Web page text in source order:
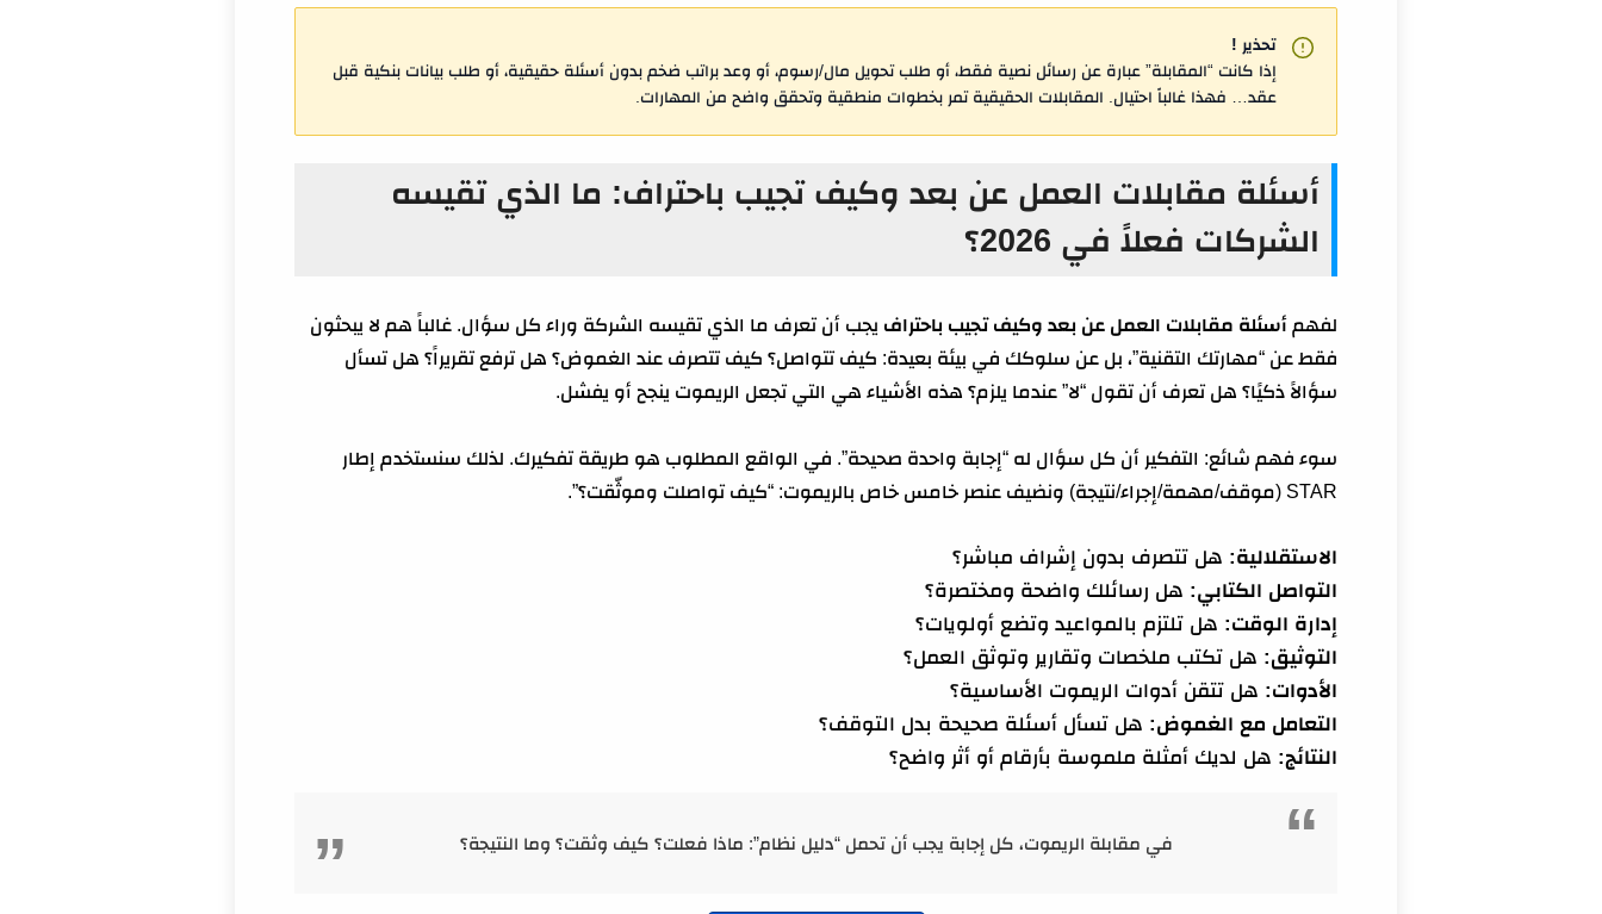
تحذير !
إذا كانت “المقابلة” عبارة عن رسائل نصية فقط، أو طلب تحويل مال/رسوم، أو وعد براتب ضخم بدون أسئلة حقيقية، أو طلب بيانات بنكية قبل
عقد… فهذا غالباً احتيال. المقابلات الحقيقية تمر بخطوات منطقية وتحقق واضح من المهارات.
أسئلة مقابلات العمل عن بعد وكيف تجيب باحتراف: ما الذي تقيسه
الشركات فعلاً في 2026؟
لفهم أسئلة مقابلات العمل عن بعد وكيف تجيب باحتراف يجب أن تعرف ما الذي تقيسه الشركة وراء كل سؤال. غالباً هم لا يبحثون
فقط عن “مهارتك التقنية”، بل عن سلوكك في بيئة بعيدة: كيف تتواصل؟ كيف تتصرف عند الغموض؟ هل ترفع تقريراً؟ هل تسأل
سؤالاً ذكيًا؟ هل تعرف أن تقول “لا” عندما يلزم؟ هذه الأشياء هي التي تجعل الريموت ينجح أو يفشل.
سوء فهم شائع: التفكير أن كل سؤال له “إجابة واحدة صحيحة”. في الواقع المطلوب هو طريقة تفكيرك. لذلك سنستخدم إطار
STAR (موقف/مهمة/إجراء/نتيجة) ونضيف عنصر خامس خاص بالريموت: “كيف تواصلت وموثّقت؟”.
الاستقلالية: هل تتصرف بدون إشراف مباشر؟
التواصل الكتابي: هل رسائلك واضحة ومختصرة؟
إدارة الوقت: هل تلتزم بالمواعيد وتضع أولويات؟
التوثيق: هل تكتب ملخصات وتقارير وتوثق العمل؟
الأدوات: هل تتقن أدوات الريموت الأساسية؟
التعامل مع الغموض: هل تسأل أسئلة صحيحة بدل التوقف؟
النتائج: هل لديك أمثلة ملموسة بأرقام أو أثر واضح؟
في مقابلة الريموت، كل إجابة يجب أن تحمل “دليل نظام”: ماذا فعلت؟ كيف وثقت؟ وما النتيجة؟